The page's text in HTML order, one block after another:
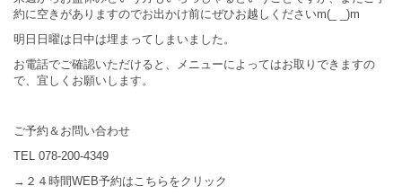
約に空きがありますのでお出かけ前にぜひお越しくださいm(_ _)m
明日日曜は日中は埋まってしまいました。
お電話でご確認いただけると、メニューによってはお取りできますの
で、宜しくお願いします。
ご予約＆お問い合わせ
TEL 078-200-4349
→２４時間WEB予約はこちらをクリック